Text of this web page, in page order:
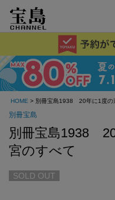
HOME > 別冊宝島1938 20年に1度の
別冊宝島
別冊宝島1938
宮のすべて
SOLD OUT